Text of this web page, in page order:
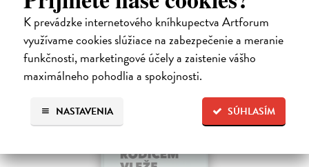
K prevádzke internetového kníhkupectva Artforum
využívame cookies slúžiace na zabezpečenie a meranie
funkčnosti, marketingové účely a zaistenie vášho
maximálneho pohodlia a spokojnosti.
SÚHLASÍM
NASTAVENIA
10,00 €